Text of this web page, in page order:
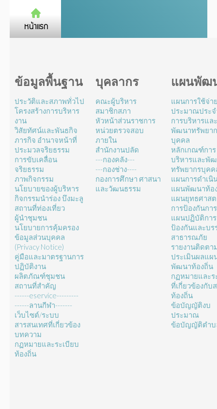
ข้อมูลพื้นฐาน
ประวัติและสภาพทั่วไป
โครงสร้างการบริหาร
งาน
วิสัยทัศน์และพันธกิจ
ภารกิจ อำนาจหน้าที่
ประมวลจริยธรรม
การขับเคลื่อน
จริยธรรม
ภาพกิจกรรม
นโยบายของผู้บริหาร
กิจกรรมนำร่อง บึงมะลู
สถานที่ท่องเที่ยว
ผู้นำชุมชน
นโยบายการคุ้มครอง
ข้อมูลส่วนบุคคล
(Privacy Notice)
คู่มือและมาตรฐานการ
ปฏิบัติงาน
ผลิตภัณฑ์ชุมชน
สถานที่สำคัญ
------eservice---------
------ลานกีฬา-------
เว็บไซต์/ระบบ
สารสนเทศที่เกี่ยวข้อง
บทความ
กฏหมายและระเบียบ
ท้องถิ่น
บุคลากร
คณะผู้บริหาร
สมาชิกสภา
หัวหน้าส่วนราชการ
หน่วยตรวจสอบ
ภายใน
สำนักงานปลัด
---กองคลัง---
---กองช่าง----
กองการศึกษา ศาสนา
และวัฒนธรรม
แผนพัฒ
แผนการใช้จ่า
ประมาณประ
การบริหารแล
พัฒนาทรัพยา
บุคคล
หลักเกณฑ์การ
บริหารและพั
ทรัพยากรบุคค
แผนการดำเนิ
แผนพัฒนาท้อ
แผนยุทธศาส
การป้องกันกา
แผนปฏิบัติการ
ป้องกันและบร
สาธารณภัย
รายงานติดตา
ประเมินผลแผ
พัฒนาท้องถิ่น
กฏหมายและร
ที่เกี่ยวข้องกับ
ท้องถิ่น
ข้อบัญญัติงบ
ประมาณ
ข้อบัญญัติตำบ